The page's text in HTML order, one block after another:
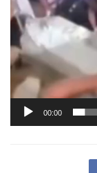
vídeo
00:00